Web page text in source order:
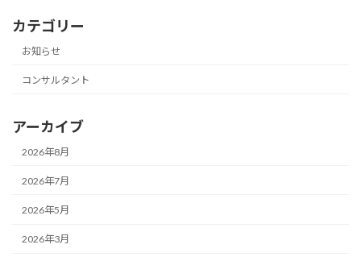
カテゴリー
お知らせ
コンサルタント
アーカイブ
2026年8月
2026年7月
2026年5月
2026年3月